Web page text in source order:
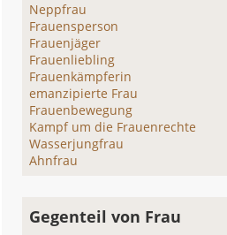
Neppfrau
Frauensperson
Frauenjäger
Frauenliebling
Frauenkämpferin
emanzipierte Frau
Frauenbewegung
Kampf um die Frauenrechte
Wasserjungfrau
Ahnfrau
Gegenteil von Frau